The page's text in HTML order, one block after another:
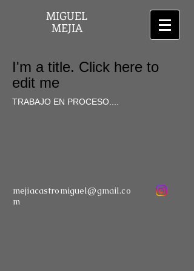
MIGUEL
MEJIA
I'm a title. Click here to
edit me
TRABAJO EN PROCESO....
mejiacastromiguel@gmail.co
m